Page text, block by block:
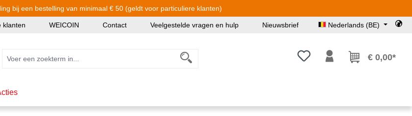
bij een bestelling van minimaal € 50 (geldt voor particuliere klanten)
klanten WEICOIN Contact Veelgestelde vragen en hulp Nieuwsbrief Nederlands (BE)
Je hebt 0 items op je€ 0,00*